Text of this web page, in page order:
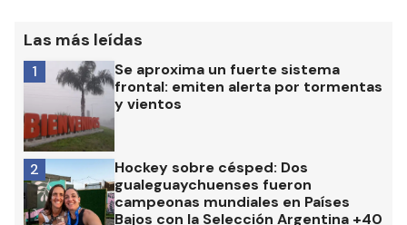
Las más leídas
Se aproxima un fuerte sistema
frontal: emiten alerta por tormentas
y vientos
1
Hockey sobre césped: Dos
gualeguaychuenses fueron
campeonas mundiales en Países
Bajos con la Selección Argentina +40
2